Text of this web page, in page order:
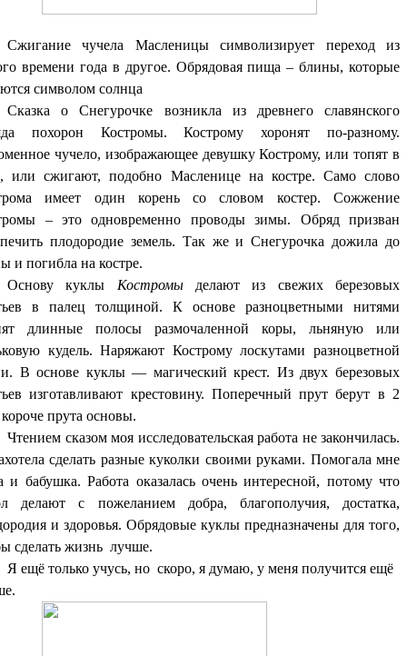
Сжигание чучела Масленицы символизирует переход из
времени года в другое. Обрядовая пища – блины, которые
символом солнца
Сказка о Снегурочке возникла из древнего славянского
похорон Костромы. Кострому хоронят по-разному.
чучело, изображающее девушку Кострому, или топят в
или сжигают, подобно Масленице на костре. Само слово
имеет один корень со словом костер. Сожжение
– это одновременно проводы зимы. Обряд призван
плодородие земель. Так же и Снегурочка дожила до
и погибла на костре.
Основу куклы Костромыделают из свежих березовых
в палец толщиной. К основе разноцветными нитями
длинные полосы размочаленной коры, льняную или
кудель. Наряжают Кострому лоскутами разноцветной
В основе куклы — магический крест. Из двух березовых
изготавливают крестовину. Поперечный прут берут в 2
короче прута основы.
Чтением сказом моя исследовательская работа не закончилась.
сделать разные куколки своими руками. Помогала мне
и бабушка. Работа оказалась очень интересной, потому что
делают с пожеланием добра, благополучия, достатка,
и здоровья. Обрядовые куклы предназначены для того,
сделать жизнь лучше.
Я ещё только учусь, но скоро, я думаю, у меня получится ещё